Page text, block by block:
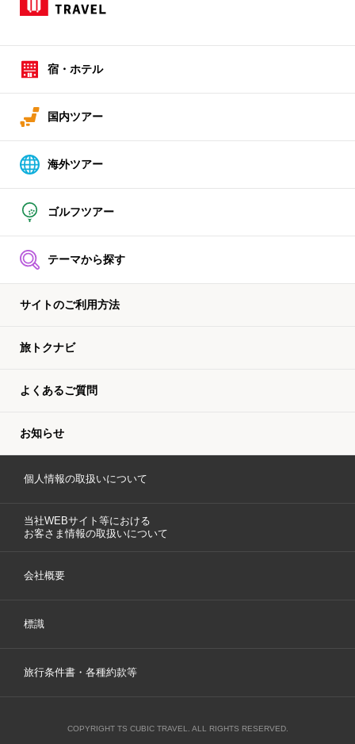
宿・ホテル
国内ツアー
海外ツアー
ゴルフツアー
テーマから探す
サイトのご利用方法
旅トクナビ
よくあるご質問
お知らせ
個人情報の取扱いについて
当社WEBサイト等における
お客さま情報の取扱いについて
会社概要
標識
旅行条件書・各種約款等
COPYRIGHT TS CUBIC TRAVEL. ALL RIGHTS RESERVED.